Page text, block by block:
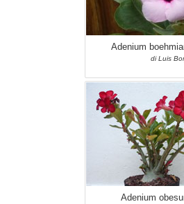
Adenium
di Luis
Adenium